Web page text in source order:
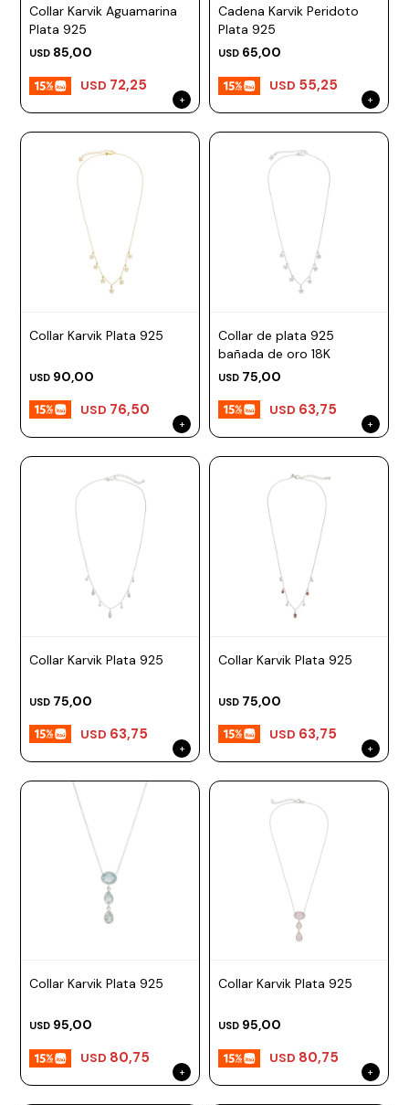
Collar Karvik Aguamarina
Plata 925
USD 85,00
USD 72,25
Cadena Karvik Peridoto
Plata 925
USD 65,00
USD 55,25
Collar Karvik Plata 925
USD 90,00
USD 76,50
Collar de plata 925
bañada de oro 18K
USD 75,00
USD 63,75
Collar Karvik Plata 925
USD 75,00
USD 63,75
Collar Karvik Plata 925
USD 75,00
USD 63,75
Collar Karvik Plata 925
USD 95,00
USD 80,75
Collar Karvik Plata 925
USD 95,00
USD 80,75